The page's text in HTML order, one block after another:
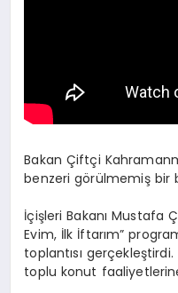
Bakan Çiftçi
benzeri görülmemiş bir
İçişleri Bakanı Mustafa
Evim, İlk İftarım”
toplantısı
toplu konut